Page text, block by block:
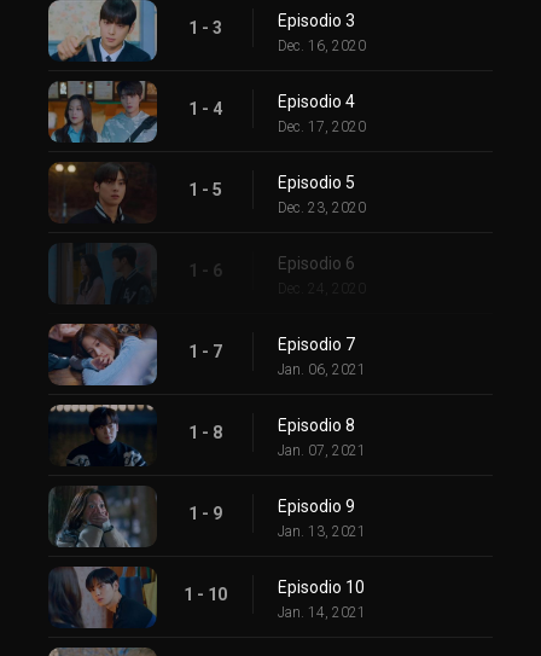
1 - 3 Episodio 3
Dec. 16, 2020
1 - 4 Episodio 4
Dec. 17, 2020
1 - 5 Episodio 5
Dec. 23, 2020
1 - 6 Episodio 6
Dec. 24, 2020
1 - 7 Episodio 7
Jan. 06, 2021
1 - 8 Episodio 8
Jan. 07, 2021
1 - 9 Episodio 9
Jan. 13, 2021
1 - 10 Episodio 10
Jan. 14, 2021